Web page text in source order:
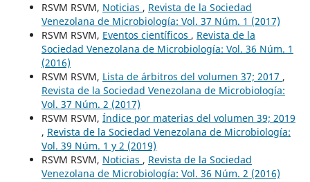
RSVM RSVM, Noticias , Revista de la Sociedad
Venezolana de Microbiología: Vol. 37 Núm. 1 (2017)
RSVM RSVM, Eventos científicos , Revista de la
Sociedad Venezolana de Microbiología: Vol. 36 Núm. 1
(2016)
RSVM RSVM, Lista de árbitros del volumen 37; 2017 ,
Revista de la Sociedad Venezolana de Microbiología:
Vol. 37 Núm. 2 (2017)
RSVM RSVM, Índice por materias del volumen 39; 2019
, Revista de la Sociedad Venezolana de Microbiología:
Vol. 39 Núm. 1 y 2 (2019)
RSVM RSVM, Noticias , Revista de la Sociedad
Venezolana de Microbiología: Vol. 36 Núm. 2 (2016)